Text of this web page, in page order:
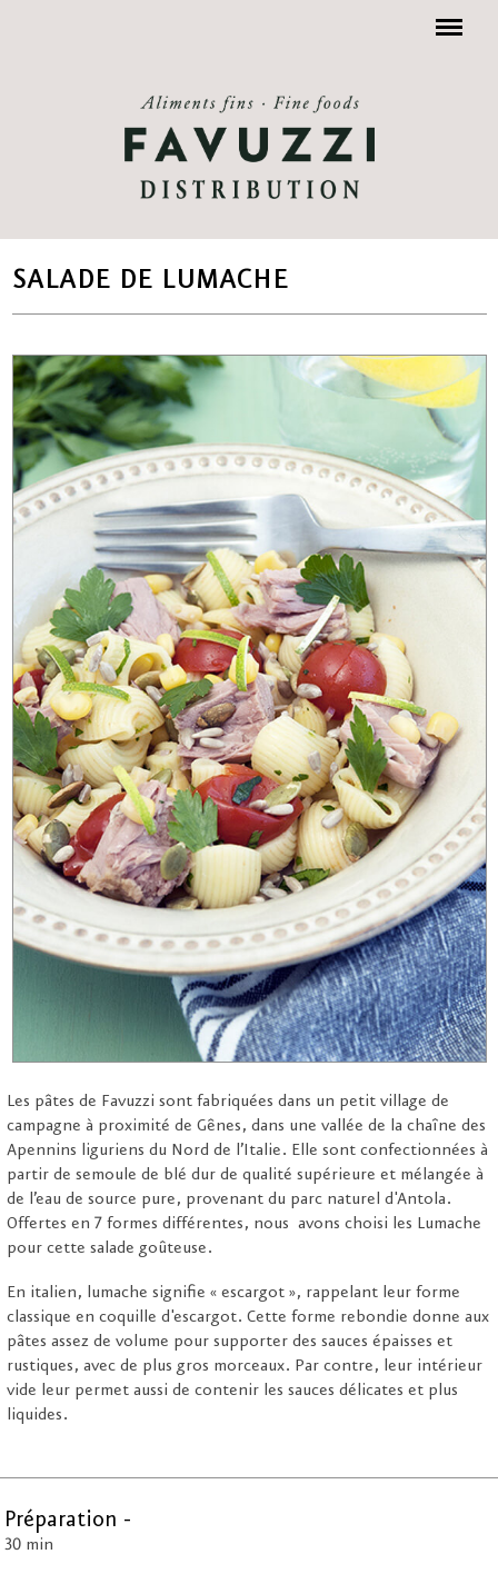
Menu
SALADE DE LUMACHE
Les pâtes de Favuzzi sont fabriquées dans un petit village de
campagne à proximité de Gênes, dans une vallée de la chaîne des
Apennins liguriens du Nord de l’Italie. Elle sont confectionnées à
partir de semoule de blé dur de qualité supérieure et mélangée à
de l’eau de source pure, provenant du parc naturel d'Antola.
Offertes en 7 formes différentes, nous avons choisi les Lumache
pour cette salade goûteuse.
En italien, lumache signifie « escargot », rappelant leur forme
classique en coquille d'escargot. Cette forme rebondie donne aux
pâtes assez de volume pour supporter des sauces épaisses et
rustiques, avec de plus gros morceaux. Par contre, leur intérieur
vide leur permet aussi de contenir les sauces délicates et plus
liquides.
Préparation -
30 min